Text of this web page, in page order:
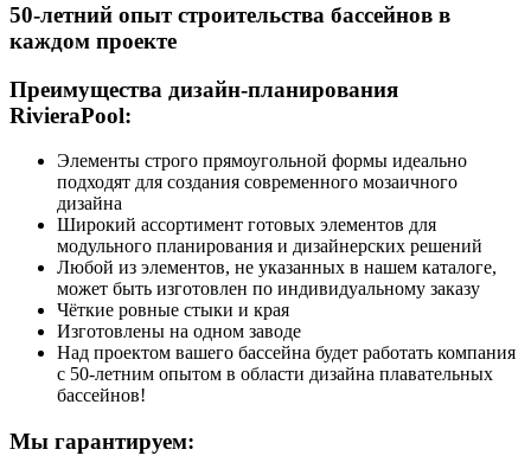
50-летний опыт строительства бассейнов в
каждом проекте
Преимущества дизайн-планирования
RivieraPool:
Элементы строго прямоугольной формы идеально
подходят для создания современного мозаичного
дизайна
Широкий ассортимент готовых элементов для
модульного планирования и дизайнерских решений
Любой из элементов, не указанных в нашем каталоге,
может быть изготовлен по индивидуальному заказу
Чёткие ровные стыки и края
Изготовлены на одном заводе
Над проектом вашего бассейна будет работать компания
с 50-летним опытом в области дизайна плавательных
бассейнов!
Мы гарантируем: